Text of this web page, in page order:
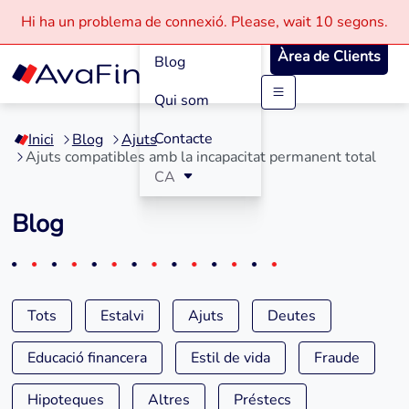
Saltar
contingut
Hi ha un problema de connexió. Please, wait 10 segons.
Blog
Qui som
Contacte
CA
Àrea de Clients
Inici Blog
Ajuts
Ajuts compatibles amb la incapacitat permanent total
Blog
Tots Estalvi Ajuts Deutes
Educació financera Estil de vida Fraude
Hipoteques Altres Préstecs